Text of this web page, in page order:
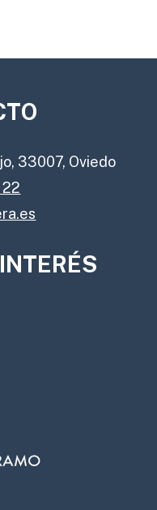
33007, Oviedo